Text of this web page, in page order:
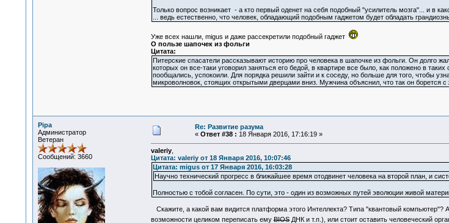
Только вопрос возникает - а кто первый оденет на себя подобный "усилитель мозга"... и в
... ведь естественно, что человек, обладающий подобным гаджетом будет обладать
Уже всех нашли, migus и даже рассекретили подобный гаджет
О пользе шапочек из фольги
Цитата:
Питерские спасатели рассказывают историю про человека в шапочке из фольги. Он долго
которых он все-таки уговорил заняться его бедой, в квартире все было, как положено в
пообщались, успокоили. Для порядка решили зайти и к соседу, но больше для того, чтобы
микроволновок, стоящих открытыми дверцами вниз. Мужчина объяснил, что так он борется
Pipa
Администратор
Ветеран
Сообщений: 3660
Re: Развитие разума
« Ответ #38 : 18 Января 2016, 17:16:19 »
valeriy,
Цитата: valeriy от 18 Января 2016, 10:07:46
Цитата: migus от 17 Января 2016, 16:03:28
Научно технический прогресс в ближайшее время отодвинет человека на второй план, и
Полностью с тобой согласен. По сути, это - один из возможных путей эволюции живой
Скажите, а какой вам видится платформа этого Интеллекта? Типа "квантовый компьютер"?
возможности целиком переписать емуBIOSДНК и т.п.), или стоит оставить человеческий